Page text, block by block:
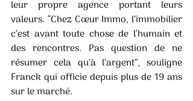
leur propre agence portant leurs
valeurs. “Chez Cœur Immo, l’immobilier
c’est avant toute chose de l‘humain et
des rencontres. Pas question de ne
résumer cela qu’à l’argent”, souligne
Franck qui officie depuis plus de 19 ans
sur le marché.